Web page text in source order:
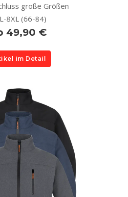
große Größen
8XL (66-84)
49,90 €
im Detail